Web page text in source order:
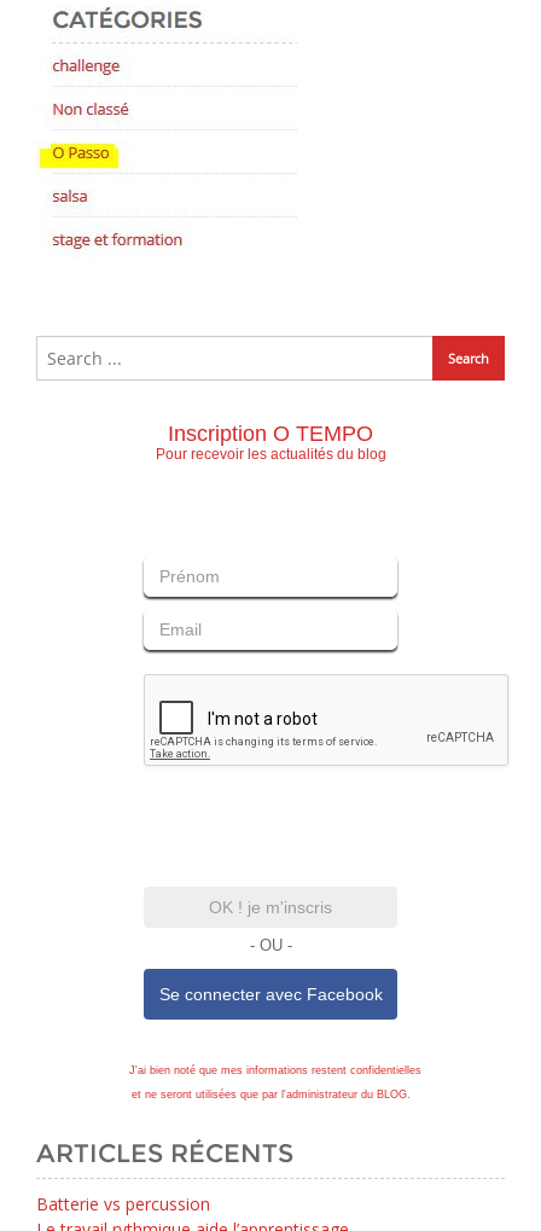
Inscription O TEMPO
Pour recevoir les actualités du blog
OK ! je m'inscris
- OU -
Se connecter avec Facebook
J'ai bien noté que mes informations restent confidentielles
et ne seront utilisées que par l'administrateur du BLOG.
ARTICLES RÉCENTS
Batterie vs percussion